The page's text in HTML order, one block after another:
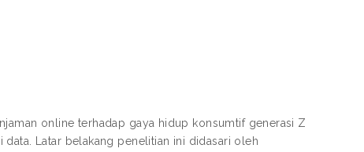
online terhadap gaya hidup konsumtif generasi Z
Latar belakang penelitian ini didasari oleh